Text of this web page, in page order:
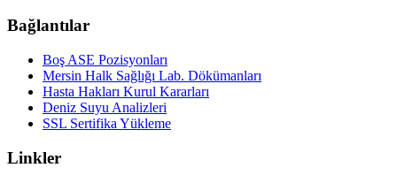
Bağlantılar
Boş ASE Pozisyonları
Mersin Halk Sağlığı Lab. Dökümanları
Hasta Hakları Kurul Kararları
Deniz Suyu Analizleri
SSL Sertifika Yükleme
Linkler